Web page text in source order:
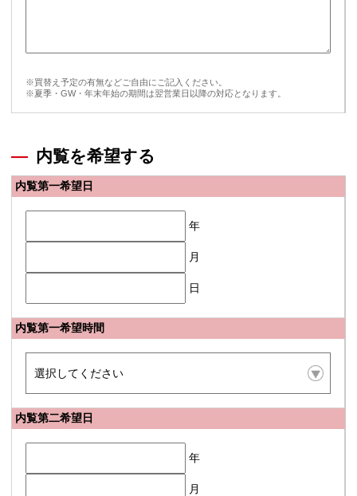
※買替え予定の有無などご自由にご記入ください。
※夏季・GW・年末年始の期間は翌営業日以降の対応となります。
内覧を希望する
内覧第一希望日
年
月
日
内覧第一希望時間
内覧第二希望日
年
月